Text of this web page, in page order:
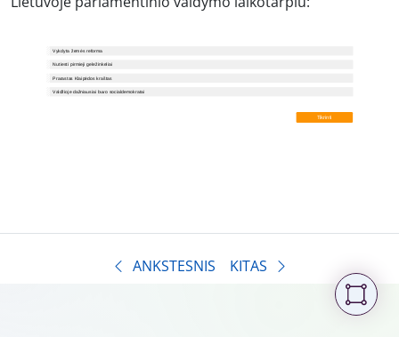
ANKSTESNIS KITAS